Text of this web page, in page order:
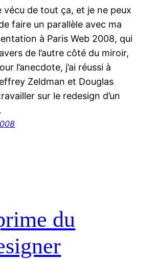
vécu de tout ça, et je ne peux
faire un parallèle avec ma
à Paris Web 2008, qui
de l’autre côté du miroir,
l’anecdote, j’ai réussi à
Zeldman et Douglas
sur le redesign d’un
du